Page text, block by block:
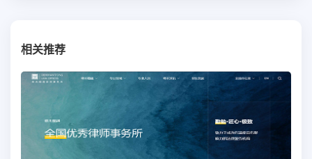
相关推荐